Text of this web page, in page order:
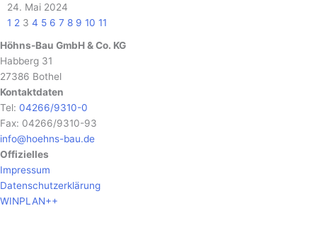
24. Mai 2024
1 2 3 4 5 6 7 8 9 10 11
Höhns-Bau GmbH & Co. KG
Habberg 31
27386 Bothel
Kontaktdaten
Tel: 04266/9310-0
Fax: 04266/9310-93
info@hoehns-bau.de
Offizielles
Impressum
Datenschutzerklärung
WINPLAN++